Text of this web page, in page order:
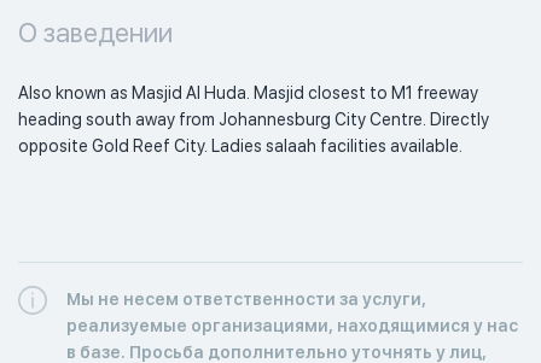
О заведении
Also known as Masjid Al Huda. Masjid closest to M1 freeway
heading south away from Johannesburg City Centre. Directly
opposite Gold Reef City. Ladies salaah facilities available.
Мы не несем ответственности за услуги,
реализуемые организациями, находящимися у нас
в базе. Просьба дополнительно уточнять у лиц,